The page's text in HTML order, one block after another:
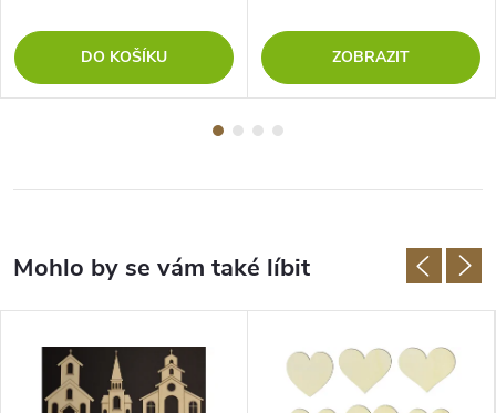
DO KOŠÍKU ZOBRAZIT